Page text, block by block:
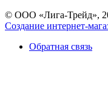
© ООО «Лига-Трейд»,
Создание интернет-
Обратная связь